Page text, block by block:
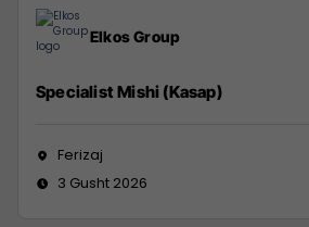
Elkos Group
Specialist Mishi (Kasap)
Ferizaj
3 Gusht 2026